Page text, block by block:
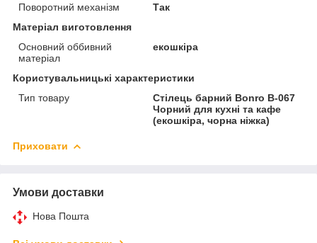
Поворотний механізм
Так
Матеріал виготовлення
Основний оббивний
матеріал
екошкіра
Користувальницькі характеристики
Тип товару
Стілець барний Bonro B-067
Чорний для кухні та кафе
(екошкіра, чорна ніжка)
Приховати
Умови доставки
Нова Пошта